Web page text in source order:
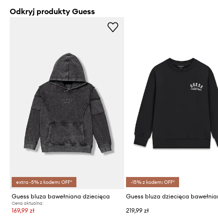
Odkryj produkty Guess
extra -5% z kodem: OFF*
Guess bluza bawełniana dziecięca
Cena aktualna:
169,99 zł
-15% z kodem: OFF*
Guess bluza dziecięca
219,99 zł